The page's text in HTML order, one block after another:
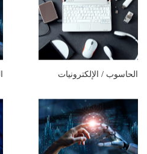
الحاسوب / الإلكترونيات